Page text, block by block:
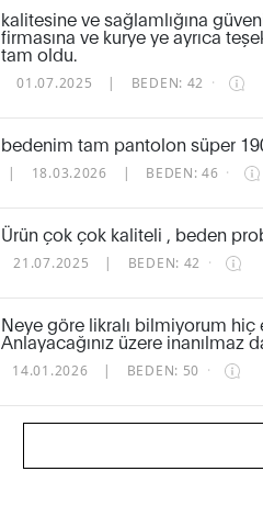
kalitesine ve sağlamlığına
firmasına ve kurye ye ayrıca
tam oldu.
01.07.2025 | BEDEN: 42 ·
bedenim tam pantolon süper
| 18.03.2026 | BEDEN: 46 ·
Ürün çok çok kaliteli , beden
21.07.2025 | BEDEN: 42 ·
Neye göre likralı bilmiyorum
Anlayacağınız üzere inanılmaz
14.01.2026 | BEDEN: 50 ·